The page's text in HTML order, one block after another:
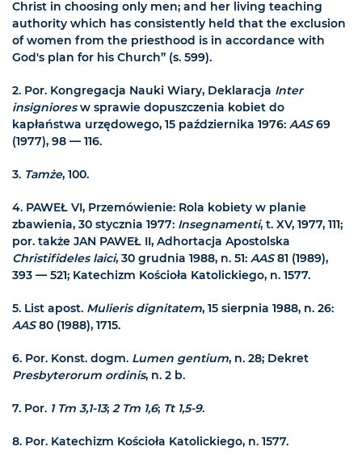
Christ in choosing only men; and her living teaching
authority which has consistently held that the exclusion
of women from the priesthood is in accordance with
God's plan for his Church” (s. 599).
2. Por. Kongregacja Nauki Wiary, Deklaracja Inter
insignioresw sprawie dopuszczenia kobiet do
kapłaństwa urzędowego, 15 października 1976: AAS69
(1977), 98 — 116.
3. Tamże, 100.
4. PAWEŁ VI, Przemówienie: Rola kobiety w planie
zbawienia, 30 stycznia 1977: Insegnamenti, t. XV, 1977, 111;
por. także JAN PAWEŁ II, Adhortacja Apostolska
Christifideles laici, 30 grudnia 1988, n. 51: AAS81 (1989),
393 — 521; Katechizm Kościoła Katolickiego, n. 1577.
5. List apost. Mulieris dignitatem, 15 sierpnia 1988, n. 26:
AAS80 (1988), 1715.
6. Por. Konst. dogm. Lumen gentium, n. 28; Dekret
Presbyterorum ordinis, n. 2 b.
7. Por. 1 Tm 3,1-13; 2 Tm 1,6; Tt 1,5-9.
8. Por. Katechizm Kościoła Katolickiego, n. 1577.